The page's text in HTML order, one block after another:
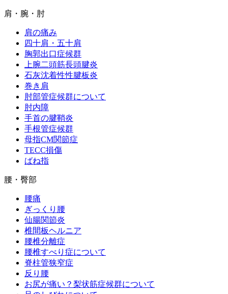
肩・腕・肘
肩の痛み
四十肩・五十肩
胸郭出口症候群
上腕二頭筋長頭腱炎
石灰沈着性性腱板炎
巻き肩
肘部管症候群について
肘内障
手首の腱鞘炎
手根管症候群
母指CM関節症
TECC損傷
ばね指
腰・臀部
腰痛
ぎっくり腰
仙腸関節炎
椎間板ヘルニア
腰椎分離症
腰椎すべり症について
脊柱管狭窄症
反り腰
お尻が痛い？梨状筋症候群について